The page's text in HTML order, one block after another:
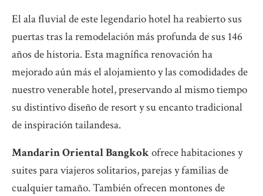
El ala fluvial de este legendario hotel ha reabierto sus
puertas tras la remodelación más profunda de sus 146
años de historia. Esta magnífica renovación ha
mejorado aún más el alojamiento y las comodidades de
nuestro venerable hotel, preservando al mismo tiempo
su distintivo diseño de resort y su encanto tradicional
de inspiración tailandesa.
Mandarin Oriental Bangkokofrece habitaciones y
suites para viajeros solitarios, parejas y familias de
cualquier tamaño. También ofrecen montones de